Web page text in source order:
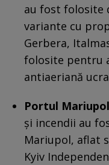
au fost folosite
variante cu
Gerbera,
folosite pentru
antiaeriană
Portul
și incendii au
Mariupol, aflat
Kyiv